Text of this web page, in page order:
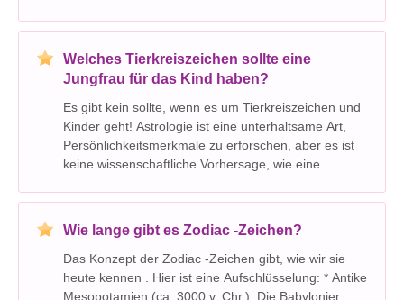
dass ein bestimmtes Zeichen von Natur aus
Welches Tierkreiszeichen sollte eine
Jungfrau für das Kind haben?
Es gibt kein sollte, wenn es um Tierkreiszeichen und
Kinder geht! Astrologie ist eine unterhaltsame Art,
Persönlichkeitsmerkmale zu erforschen, aber es ist
keine wissenschaftliche Vorhersage, wie eine
wichtig ist, sich zu erinnern: * Tierkreisze
Wie lange gibt es Zodiac -Zeichen?
Das Konzept der Zodiac -Zeichen gibt, wie wir sie
heute kennen . Hier ist eine Aufschlüsselung: * Antike
Mesopotamien (ca. 3000 v. Chr.): Die Babylonier